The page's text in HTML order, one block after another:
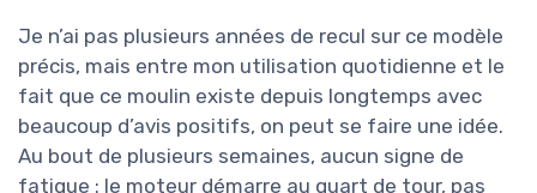
Je n’ai pas plusieurs années de recul sur ce modèle
précis, mais entre mon utilisation quotidienne et le
fait que ce moulin existe depuis longtemps avec
beaucoup d’avis positifs, on peut se faire une idée.
Au bout de plusieurs semaines, aucun signe de
fatigue : le moteur démarre au quart de tour, pas